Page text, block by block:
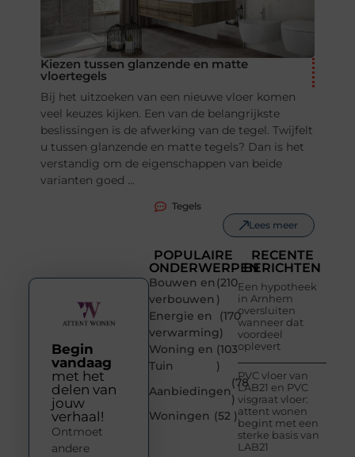
Kiezen tussen glanzende en matte
vloertegels
Bij het uitzoeken van een nieuwe vloer komen
veel keuzes kijken. Een van de belangrijkste
beslissingen is de afwerking van de tegel. Twijfelt
u tussen glanzende en matte tegels? Dan is het
verstandig om de eigenschappen van beide
varianten goed ...
Tegels
Lees meer
POPULAIRE
ONDERWERPEN
Bouwen en
verbouwen
(210
)
Energie en
verwarming
(170
)
Woning en
Tuin
(103
)
Aanbiedingen
(78
)
Woningen (52 )
RECENTE
BERICHTEN
Een hypotheek
in Arnhem
oversluiten
wanneer dat
voordeel
oplevert
PVC vloer van
LAB21 en PVC
visgraat vloer:
attent wonen
begint met een
sterke basis van
LAB21
Begin
vandaag
met het
delen van
jouw
verhaal!
Ontmoet
andere